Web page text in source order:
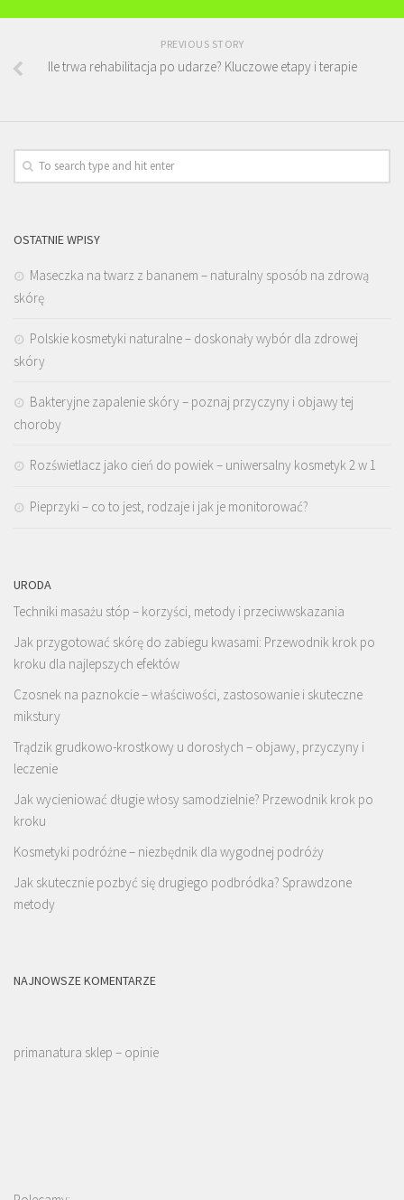
PREVIOUS STORY
Ile trwa rehabilitacja po udarze? Kluczowe etapy i terapie
OSTATNIE WPISY
Maseczka na twarz z bananem – naturalny sposób na zdrową
skórę
Polskie kosmetyki naturalne – doskonały wybór dla zdrowej
skóry
Bakteryjne zapalenie skóry – poznaj przyczyny i objawy tej
choroby
Rozświetlacz jako cień do powiek – uniwersalny kosmetyk 2 w 1
Pieprzyki – co to jest, rodzaje i jak je monitorować?
URODA
Techniki masażu stóp – korzyści, metody i przeciwwskazania
Jak przygotować skórę do zabiegu kwasami: Przewodnik krok po
kroku dla najlepszych efektów
Czosnek na paznokcie – właściwości, zastosowanie i skuteczne
mikstury
Trądzik grudkowo-krostkowy u dorosłych – objawy, przyczyny i
leczenie
Jak wycieniować długie włosy samodzielnie? Przewodnik krok po
kroku
Kosmetyki podróżne – niezbędnik dla wygodnej podróży
Jak skutecznie pozbyć się drugiego podbródka? Sprawdzone
metody
NAJNOWSZE KOMENTARZE
primanatura sklep – opinie